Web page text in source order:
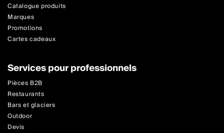
Catalogue produits
Marques
Promotions
Cartes cadeaux
Services pour professionnels
Pièces B2B
Restaurants
Bars et glaciers
Outdoor
Devis